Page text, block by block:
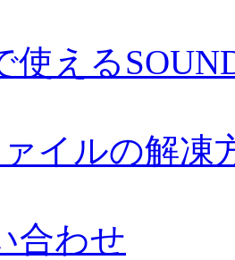
使える
イルの解凍
合わせ